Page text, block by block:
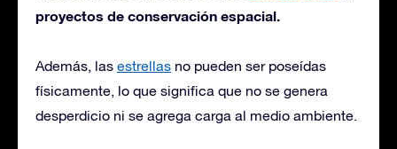
proyectos de conservación espacial.
Además, las estrellas no pueden ser poseídas
físicamente, lo que significa que no se genera
desperdicio ni se agrega carga al medio ambiente.